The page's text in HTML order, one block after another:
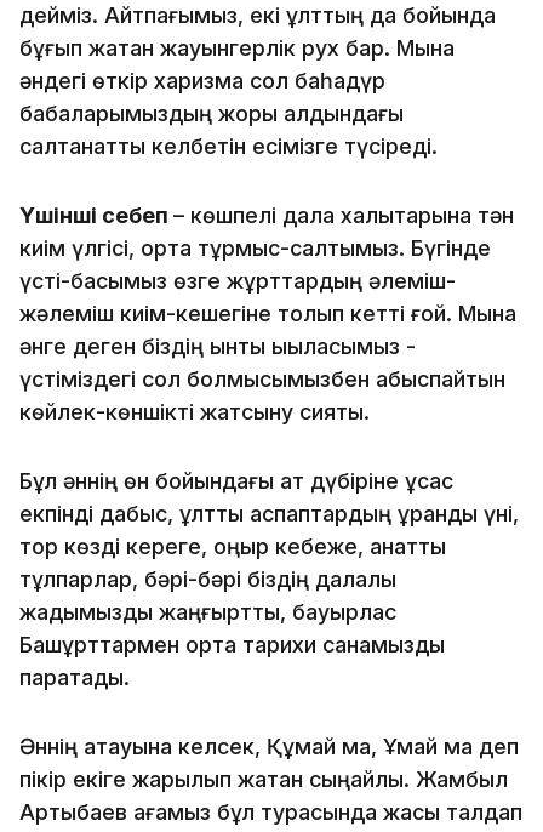
дейміз. Айтпағымыз, екі ұлттың да бойында
бұғып жатқан жауынгерлік рух бар. Мына
әндегі өткір харизма сол баһадүр
бабаларымыздың жорық алдындағы
салтанатты келбетін есімізге түсіреді.
Үшінші себеп – көшпелі дала халықтарына тән
киім үлгісі, ортақ тұрмыс-салтымыз. Бүгінде
үсті-басымыз өзге жұрттардың әлеміш-
жәлеміш киім-кешегіне толып кетті ғой. Мына
әнге деген біздің ынтық ықыласымыз -
үстіміздегі сол болмысымызбен қабыспайтын
көйлек-көншікті жатсыну сияқты.
Бұл әннің өн бойындағы ат дүбіріне ұқсас
екпінді дабыс, ұлттық аспаптардың ұранды үні,
тор көзді кереге, қоңыр кебеже, қанатты
тұлпарлар, бәрі-бәрі біздің далалық
жадымызды жаңғыртты, бауырлас
Башқұрттармен ортақ тарихи санамызды
парақтады.
Әннің атауына келсек, Құмай ма, Ұмай ма деп
пікір екіге жарылып жатқан сыңайлы. Жамбыл
Артықбаев ағамыз бұл турасында жақсы талдап